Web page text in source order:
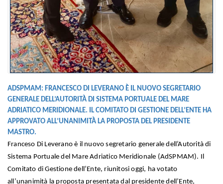
ADSPMAM: FRANCESCO DI LEVERANO È IL NUOVO SEGRETARIO
GENERALE DELL’AUTORITÀ DI SISTEMA PORTUALE DEL MARE
ADRIATICO MERIDIONALE. IL COMITATO DI GESTIONE DELL’ENTE HA
APPROVATO ALL’UNANIMITÀ LA PROPOSTA DEL PRESIDENTE
MASTRO.
Franceso Di Leverano è il nuovo segretario generale dell’Autorità di
Sistema Portuale del Mare Adriatico Meridionale (AdSPMAM). Il
Comitato di Gestione dell’Ente, riunitosi oggi, ha votato
all’unanimità la proposta presentata dal presidente dell’Ente,